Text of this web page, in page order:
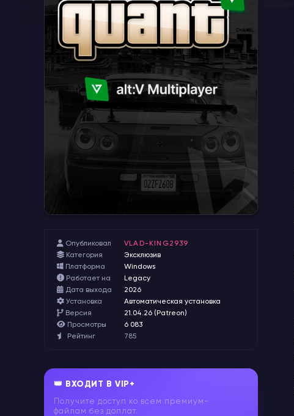
Опубликовал
VLAD-KING2939
Категория
Эксклюзив
Платформа
Windows
Работает на
Legacy
Дата выхода
2026
Установка
Автоматическая установка
Версия
21.04.26 (Patreon)
Просмотры
6 083
Рейтинг
785
👑 ВХОДИТ В VIP+
Получите доступ ко всем премиум-
файлам без доплат.